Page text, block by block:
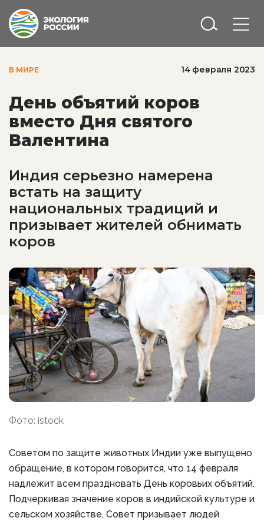
В МИРЕ 14 февраля 2023
День объятий коров
вместо Дня святого
Валентина
Индия серьезно намерена
встать на защиту
национальных традиций и
призывает жителей обнимать
коров
Фото: istock
Советом по защите животных Индии уже выпущено
обращение, в котором говорится, что 14 февраля
надлежит всем праздновать День коровьих объятий.
Подчеркивая значение коров в индийской культуре и
сельском хозяйстве, Совет призывает людей